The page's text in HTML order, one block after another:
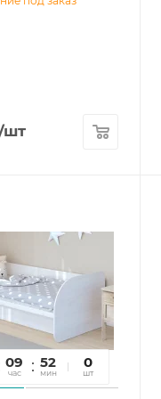
шт
09
час
52
мин
09
сек
0
шт